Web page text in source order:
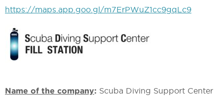
https://maps.app.goo.gl/m7ErPWuZ1cc9gqLc9
Name of the company: Scuba Diving Support Center